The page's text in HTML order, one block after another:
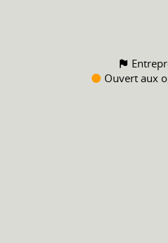
Ouvert aux